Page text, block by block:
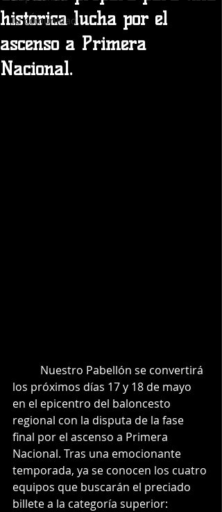
Tu comunidad
histórica lucha por el
ascenso a Primera
Nacional.
los próximos días 17 y 18 de mayo
en el epicentro del baloncesto
regional con la disputa de la fase
final por el ascenso a Primera
Nacional. Tras una emocionante
temporada, ya se conocen los cuatro
equipos que buscarán el preciado
billete a la categoría superior: